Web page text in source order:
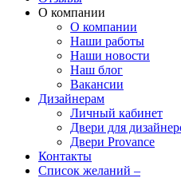
О компании
О компании
Наши работы
Наши новости
Наш блог
Вакансии
Дизайнерам
Личный кабинет
Двери для
Двери Provance
Контакты
Список желаний –